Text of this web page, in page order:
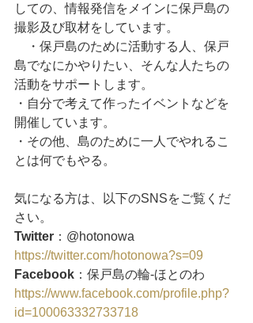
しての、情報発信をメインに保戸島の
撮影及び取材をしています。
・保戸島のために活動する人、保戸
島でなにかやりたい、そんな人たちの
活動をサポートします。
・自分で考えて作ったイベントなどを
開催しています。
・その他、島のために一人でやれるこ
とは何でもやる。
気になる方は、以下のSNSをご覧くだ
さい。
Twitter ：@hotonowa
https://twitter.com/hotonowa?s=09
Facebook ：保戸島の輪‐ほとのわ
https://www.facebook.com/profile.php?
id=100063332733718